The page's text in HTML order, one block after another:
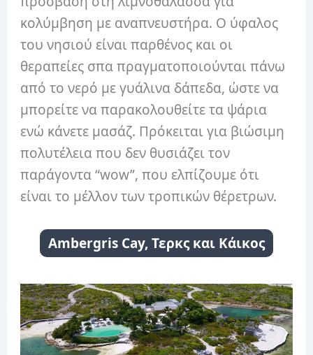
κολύμβηση με αναπνευστήρα. Ο ύφαλος
του νησιού είναι παρθένος και οι
θεραπείες σπα πραγματοποιούνται πάνω
από το νερό με γυάλινα δάπεδα, ώστε να
μπορείτε να παρακολουθείτε τα ψάρια
ενώ κάνετε μασάζ. Πρόκειται για βιώσιμη
πολυτέλεια που δεν θυσιάζει τον
παράγοντα “wow”, που ελπίζουμε ότι
είναι το μέλλον των τροπικών θέρετρων.
Ambergris Cay, Τερκς και Κάικος